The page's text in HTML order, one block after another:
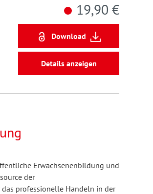
19,90 €
Download
Details anzeigen
Erwachsenenbildung und
der
professionelle Handeln in der